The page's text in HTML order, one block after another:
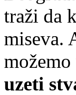
traži da
miseva.
uzeti